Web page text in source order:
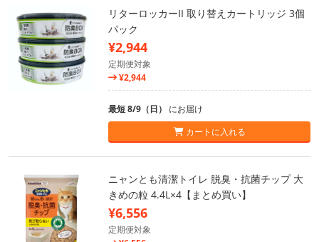
リターロッカーII 取り替えカートリッジ 3個
パック
¥2,944
定期便対象
¥2,944
最短 8/9（日） にお届け
カートに入れる
ニャンとも清潔トイレ 脱臭・抗菌チップ 大
きめの粒 4.4L×4【まとめ買い】
¥6,556
定期便対象